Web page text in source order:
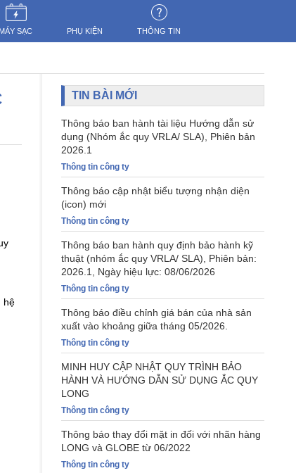
MÁY SẠC PHỤ KIỆN THÔNG TIN
hệ
TIN BÀI MỚI
Thông báo ban hành tài liệu Hướng dẫn sử
dụng (Nhóm ắc quy VRLA/ SLA), Phiên bản
2026.1
Thông tin công ty
Thông báo cập nhật biểu tượng nhận diện
(icon) mới
Thông tin công ty
Thông báo ban hành quy định bảo hành kỹ
thuật (nhóm ắc quy VRLA/ SLA), Phiên bản:
2026.1, Ngày hiệu lực: 08/06/2026
Thông tin công ty
Thông báo điều chỉnh giá bán của nhà sản
xuất vào khoảng giữa tháng 05/2026.
Thông tin công ty
MINH HUY CẬP NHẬT QUY TRÌNH BẢO
HÀNH VÀ HƯỚNG DẪN SỬ DỤNG ẮC QUY
LONG
Thông tin công ty
Thông báo thay đổi mặt in đối với nhãn hàng
LONG và GLOBE từ 06/2022
Thông tin công ty